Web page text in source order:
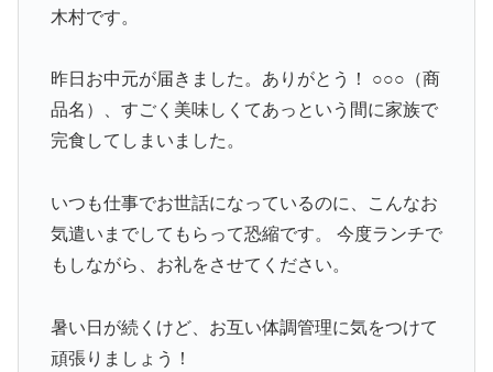
木村です。
昨日お中元が届きました。ありがとう！ ○○○（商
品名）、すごく美味しくてあっという間に家族で
完食してしまいました。
いつも仕事でお世話になっているのに、こんなお
気遣いまでしてもらって恐縮です。 今度ランチで
もしながら、お礼をさせてください。
暑い日が続くけど、お互い体調管理に気をつけて
頑張りましょう！